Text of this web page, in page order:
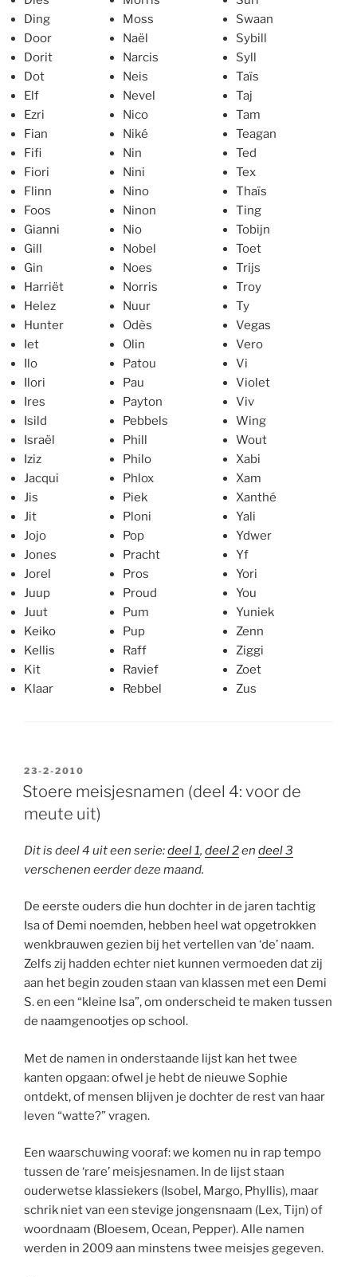
Ding
Door
Dorit
Dot
Elf
Ezri
Fian
Fifi
Fiori
Flinn
Foos
Gianni
Gill
Gin
Harriët
Helez
Hunter
Iet
Ilo
Ilori
Ires
Isild
Israël
Iziz
Jacqui
Jis
Jit
Jojo
Jones
Jorel
Juup
Juut
Keiko
Kellis
Kit
Klaar
Moss
Naël
Narcis
Neis
Nevel
Nico
Niké
Nin
Nini
Nino
Ninon
Nio
Nobel
Noes
Norris
Nuur
Odès
Olin
Patou
Pau
Payton
Pebbels
Phill
Philo
Phlox
Piek
Ploni
Pop
Pracht
Pros
Proud
Pum
Pup
Raff
Ravief
Rebbel
Swaan
Sybill
Syll
Taïs
Taj
Tam
Teagan
Ted
Tex
Thaïs
Ting
Tobijn
Toet
Trijs
Troy
Ty
Vegas
Vero
Vi
Violet
Viv
Wing
Wout
Xabi
Xam
Xanthé
Yali
Ydwer
Yf
Yori
You
Yuniek
Zenn
Ziggi
Zoet
Zus
GEPLAATST
OP
23-2-2010
Stoere meisjesnamen (deel 4: voor de
meute uit)
Dit is deel 4 uit een serie:deel 1, deel 2en deel 3
verschenen eerder deze maand.
De eerste ouders die hun dochter in de jaren tachtig
Isa of Demi noemden, hebben heel wat opgetrokken
wenkbrauwen gezien bij het vertellen van ‘de’ naam.
Zelfs zij hadden echter niet kunnen vermoeden dat zij
aan het begin zouden staan van klassen met een Demi
S. en een “kleine Isa”, om onderscheid te maken tussen
de naamgenootjes op school.
Met de namen in onderstaande lijst kan het twee
kanten opgaan: ofwel je hebt de nieuwe Sophie
ontdekt, of mensen blijven je dochter de rest van haar
leven “watte?” vragen.
Een waarschuwing vooraf: we komen nu in rap tempo
tussen de ‘rare’ meisjesnamen. In de lijst staan
ouderwetse klassiekers (Isobel, Margo, Phyllis), maar
schrik niet van een stevige jongensnaam (Lex, Tijn) of
woordnaam (Bloesem, Ocean, Pepper). Alle namen
werden in 2009 aan minstens twee meisjes gegeven.